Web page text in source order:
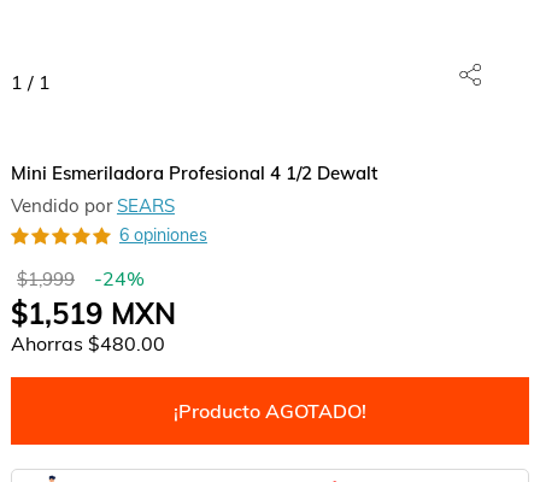
1 / 1
Mini Esmeriladora Profesional 4 1/2 Dewalt
Vendido por SEARS
6 opiniones
$1,999 -24%
$1,519MXN
Ahorras $480.00
¡Producto AGOTADO!